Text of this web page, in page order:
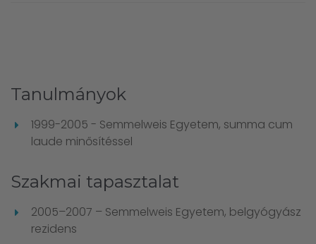
Tanulmányok
1999-2005 - Semmelweis Egyetem, summa cum
laude minősítéssel
Szakmai tapasztalat
2005–2007 – Semmelweis Egyetem, belgyógyász
rezidens